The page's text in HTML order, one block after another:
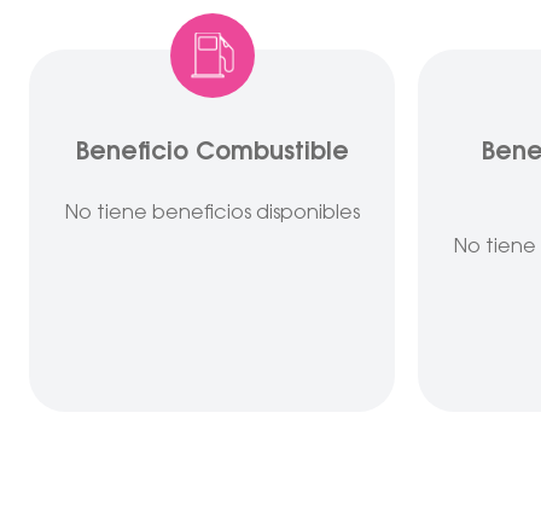
Beneficio Combustible
No tiene beneficios disponibles
No tiene